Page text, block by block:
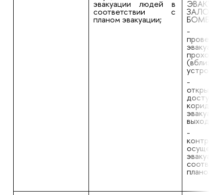
эвакуации людей в
соответствии с
планом эвакуации;
-
-
-
планом